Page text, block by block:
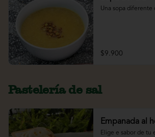
Una sopa diferente
$9.900
Pastelería de sal
Empanada al
Elige e sabor de tu